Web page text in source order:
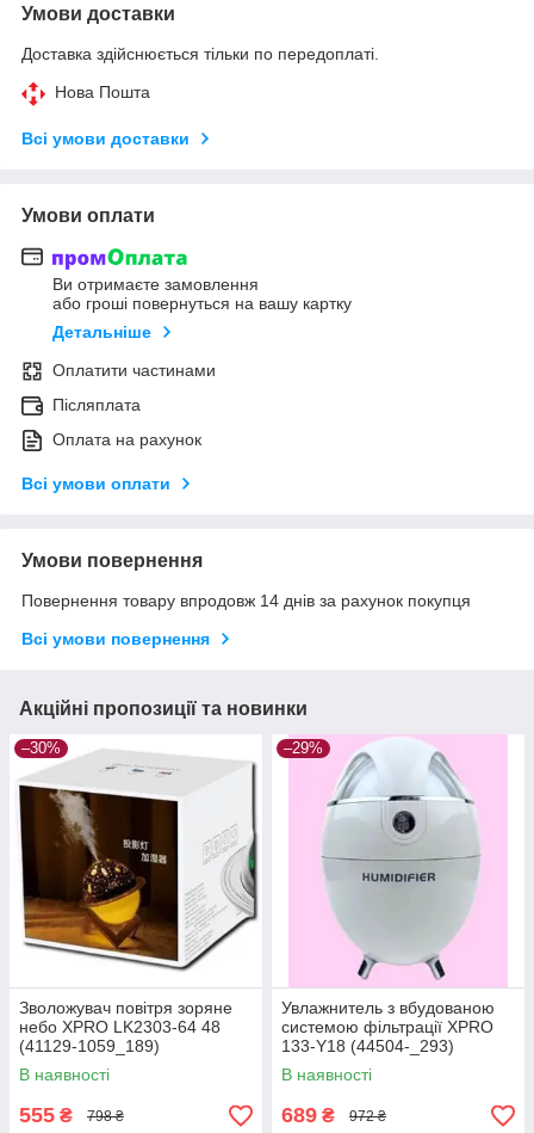
Умови доставки
Доставка здійснюється тільки по передоплаті.
Нова Пошта
Всі умови доставки
Умови оплати
Ви отримаєте замовлення
або гроші повернуться на вашу картку
Детальніше
Оплатити частинами
Післяплата
Оплата на рахунок
Всі умови оплати
Умови повернення
Повернення товару впродовж 14 днів за рахунок покупця
Всі умови повернення
Акційні пропозиції та новинки
–30%
Зволожувач повітря зоряне
небо XPRO LK2303-64 48
(41129-1059_189)
В наявності
555 ₴ 798 ₴
–29%
Увлажнитель з вбудованою
системою фільтрації XPRO
133-Y18 (44504-_293)
В наявності
689 ₴ 972 ₴